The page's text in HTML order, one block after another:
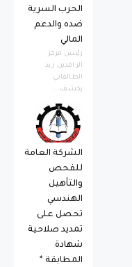
الحرب السرية
ضده والدعم
المالي
رئيس مركز
الرافدين زيد
الطالقاني
يكشف...
الشركة العامة
للفحص
والتأهيل
الهندسي
تحصل على
تمديد صلاحية
شهادة
المطابقة *